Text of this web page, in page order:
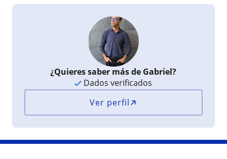
¿Quieres saber más de Gabriel?
Dados verificados
Ver perfil